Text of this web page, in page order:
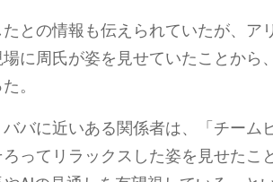
との情報も伝えられていたが、ア
に周氏が姿を見せていたことから
。
バに近いある関係者は、「チーム
ってリラックスした姿を見せたこ